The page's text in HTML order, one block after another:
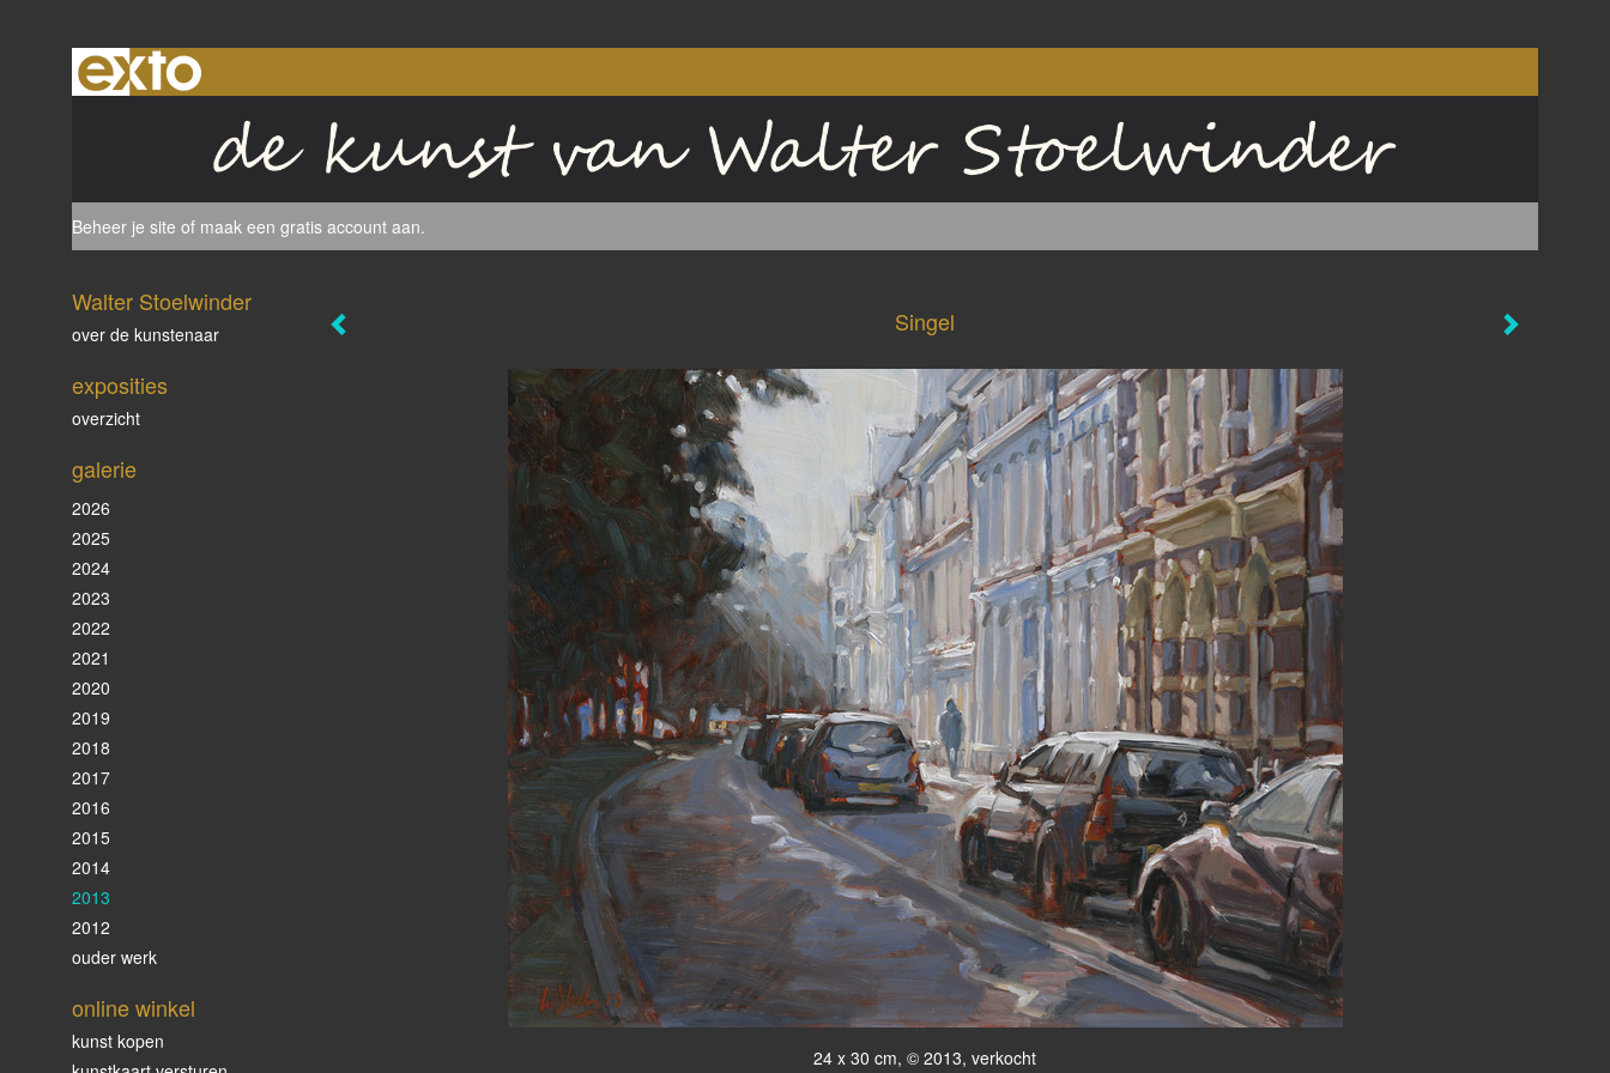
Beheer je site of maak een gratis account aan.
Singel
24 x 30 cm, © 2013, verkocht
Walter Stoelwinder
over de kunstenaar
exposities
overzicht
galerie
2026
2025
2024
2023
2022
2021
2020
2019
2018
2017
2016
2015
2014
2013
2012
ouder werk
online winkel
kunst kopen